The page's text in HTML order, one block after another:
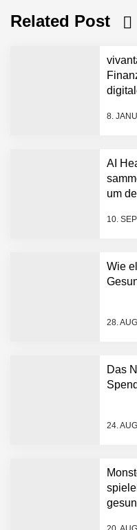
Related Post
8.
AI
um
10.
Wie
28.
Das
24.